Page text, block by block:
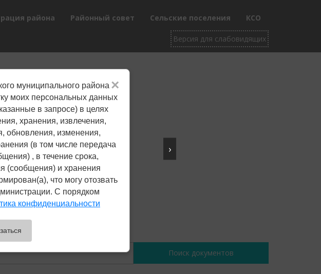
×
муниципального района
моих персональных данных
в запросе) в целях
хранения, извлечения,
обновления, изменения,
(в том числе передача
, в течение срока,
(сообщения) и хранения
что могу отозвать
С порядком
конфиденциальности
района Районный совет Сельские поселения
КСО
›